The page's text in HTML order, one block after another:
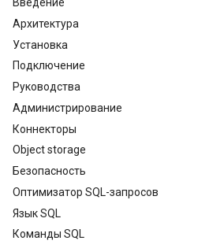
Архитектура
Установка
Подключение
Руководства
Администрирование
Коннекторы
Object storage
Безопасность
Оптимизатор SQL-запросов
Язык SQL
Команды SQL